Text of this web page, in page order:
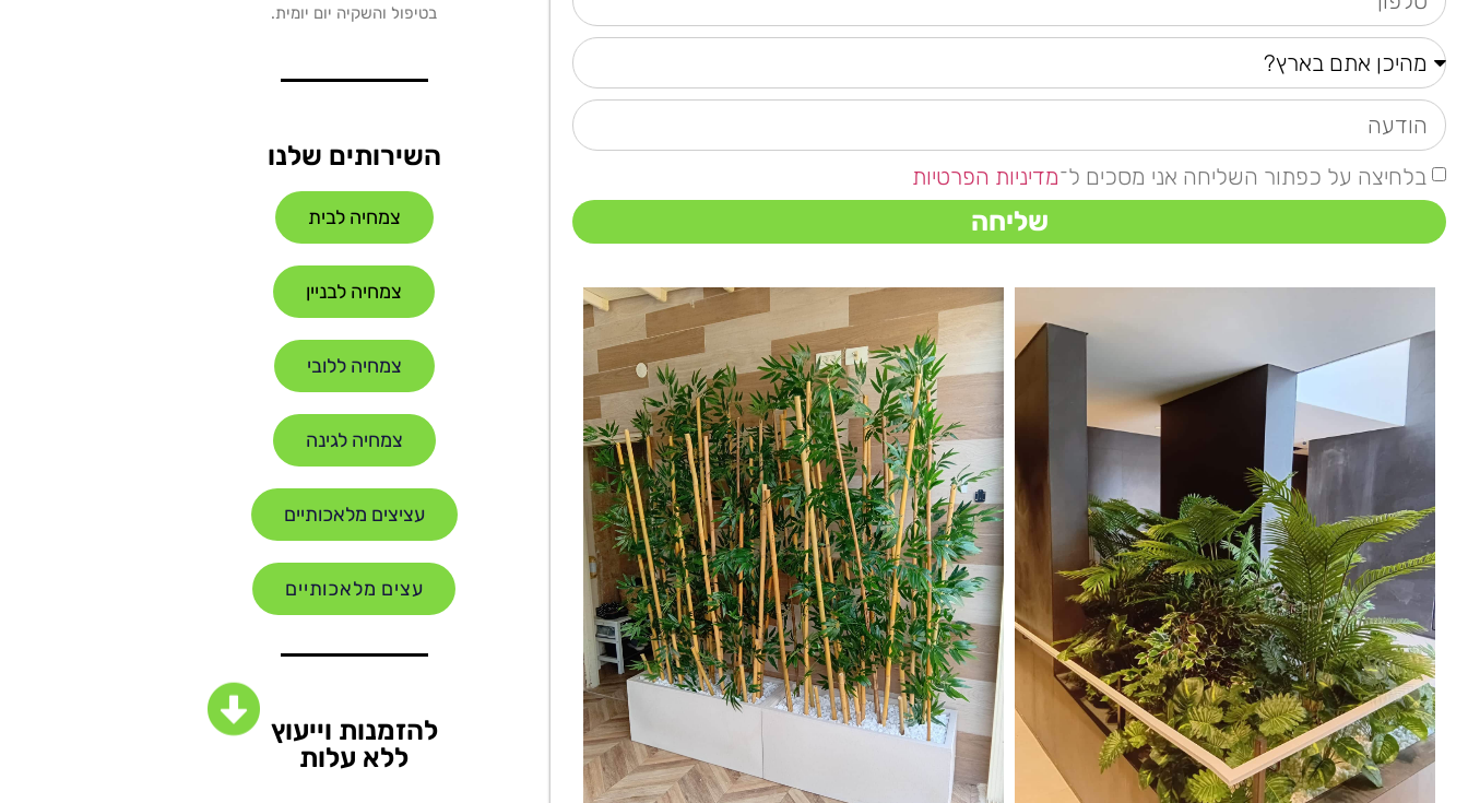
בלחיצה על כפתור השליחה אני מסכים ל־מדיניות הפרטיות
שליחה
בטיפול והשקיה יום יומית.
השירותים שלנו
צמחיה לבית
צמחיה לבניין
צמחיה ללובי
צמחיה לגינה
עציצים מלאכותיים
עצים מלאכותיים
להזמנות וייעוץ
ללא עלות